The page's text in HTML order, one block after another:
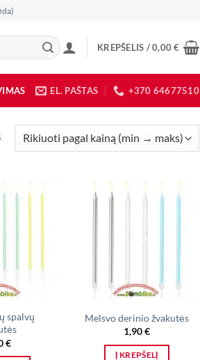
KREPŠELIS /0,00€
EL. PAŠTAS +370 64677510
Rūšiuojama
pagal
spalvų
€
Melsvo derinio žvakutės
1,90€
Į KREPŠELĮ